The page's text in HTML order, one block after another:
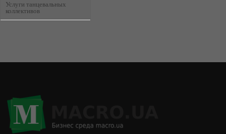
Услуги танцевальных
коллективов